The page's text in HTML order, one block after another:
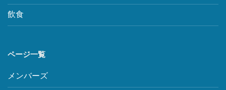
飲食
ページ一覧
メンバーズ